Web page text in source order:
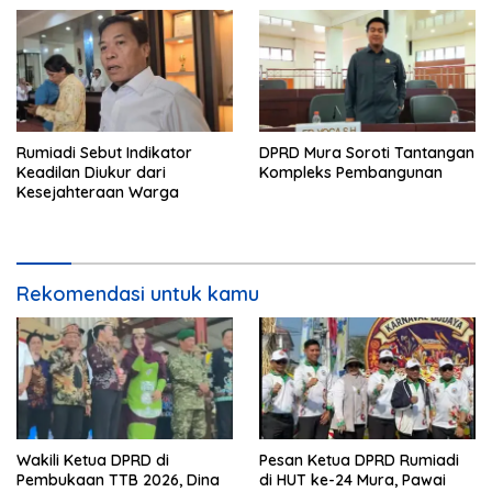
Rumiadi Sebut Indikator
Keadilan Diukur dari
Kesejahteraan Warga
DPRD Mura Soroti Tantangan
Kompleks Pembangunan
Rekomendasi untuk kamu
Wakili Ketua DPRD di
Pembukaan TTB 2026, Dina
Pesan Ketua DPRD Rumiadi
di HUT ke-24 Mura, Pawai